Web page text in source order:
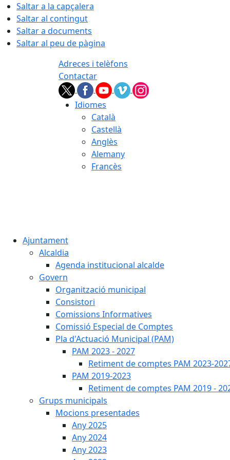
Saltar a la capçalera
Saltar al contingut
Saltar a documents
Saltar al peu de pàgina
Adreces i telèfons
Contactar
Idiomes
Català
Castellà
Anglès
Alemany
Francès
Ajuntament
Alcaldia
Agenda institucional alcalde
Govern
Organització municipal
Consistori
Comissions Informatives
Comissió Especial de Comptes
Pla d'Actuació Municipal (PAM)
PAM 2023 - 2027
Retiment de comptes PAM 2023-
PAM 2019-2023
Retiment de comptes PAM 2019 -
Grups municipals
Mocions presentades
Any 2025
Any 2024
Any 2023